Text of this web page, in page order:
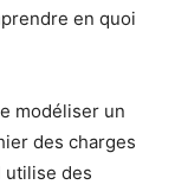
en quoi
modéliser un
des charges
utilise des